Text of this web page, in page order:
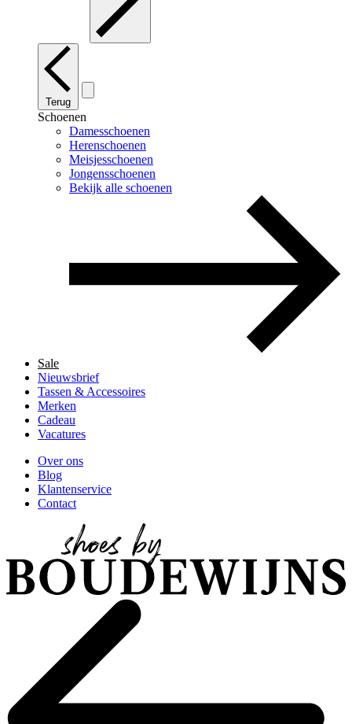
Terug
Schoenen
Damesschoenen
Herenschoenen
Meisjesschoenen
Jongensschoenen
Bekijk alle schoenen
Sale
Nieuwsbrief
Tassen & Accessoires
Merken
Cadeau
Vacatures
Over ons
Blog
Klantenservice
Contact